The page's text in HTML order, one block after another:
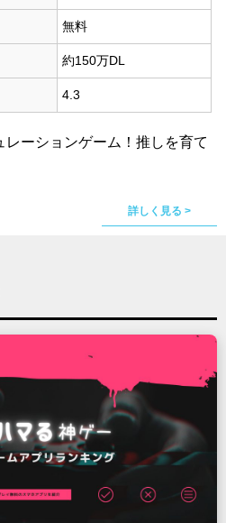
無料
約150万DL
4.3
ーションゲーム！推しを育て
詳しく見る >